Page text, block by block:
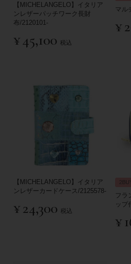
【MICHELANGELO】イタリア
ンレザーパッチワーク長財
布/2120101-
¥45,100 税込
マル
¥
【MICHELANGELO】イタリア
ンレザーカードケース/2125578-
¥24,300 税込
フ
ップ
¥